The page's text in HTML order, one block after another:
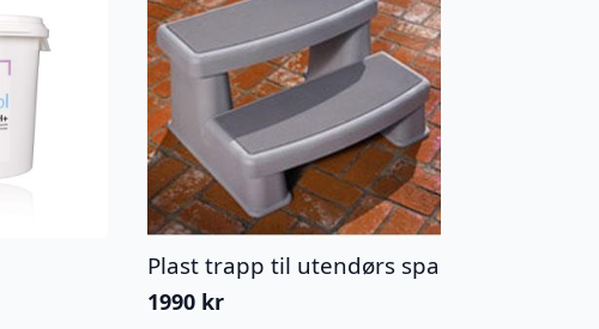
Plast trapp til utendørs spa
1990 kr